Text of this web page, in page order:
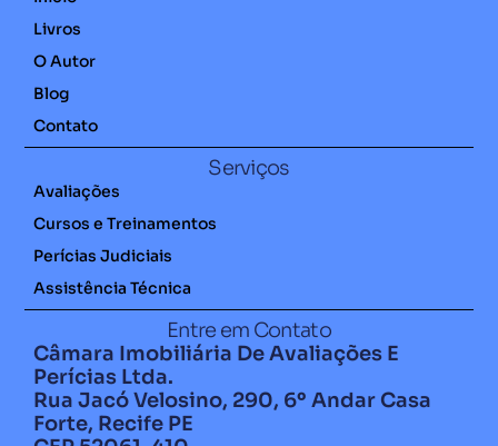
Livros
O Autor
Blog
Contato
Serviços
Avaliações
Cursos e Treinamentos
Perícias Judiciais
Assistência Técnica
Entre em Contato
Câmara Imobiliária De Avaliações E
Perícias Ltda.
Rua Jacó Velosino, 290, 6º Andar Casa
Forte, Recife PE